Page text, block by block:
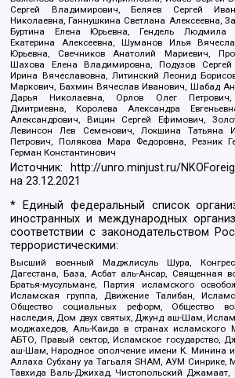
Сергей Владимирович, Беляев Сергей
Николаевна, Ганнушкина Светлана Алексеевна,
Буртина Елена Юрьевна, Гендель Людмила
Екатерина Алексеевна, Шуманов Илья
Юрьевна, Свечников Анатолий Мариевич,
Шахова Елена Владимировна, Подузов Сергей
Ирина Вячеславовна, Литинский Леонид
Маркович, Бахмин Вячеслав Иванович, Шабад
Дарья Николаевна, Орлов Олег
Дмитриевна, Королева Александра
Александрович, Вицин Сергей Ефимович,
Левинсон Лев Семенович, Локшина Татьяна
Петрович, Полякова Мара Федоровна, Резник
Герман Константинович
Источник: http://unro.minjust.ru/
на23.12.2021
* Единый федеральный список
иностранных и международных
соответствии с законодательством
террористическими:
Высший военный Маджлисуль Шура,
Дагестана, База, Асбат аль-Ансар, Священная
Братья-мусульмане, Партия исламского
Исламская группа, Движение Талибан,
Общество социальных реформ, Общество
наследия, Дом двух святых, Джунд аш-Шам,
моджахедов, Аль-Каида в странах исламского
АБТО, Правый сектор, Исламское государство,
аш-Шам, Народное ополчение имени К. Минина
Аллаха Субхану уа Тагьаля SHAM, АУМ
Тавхида Валь-Джихад, Чистопольский Джамаат,